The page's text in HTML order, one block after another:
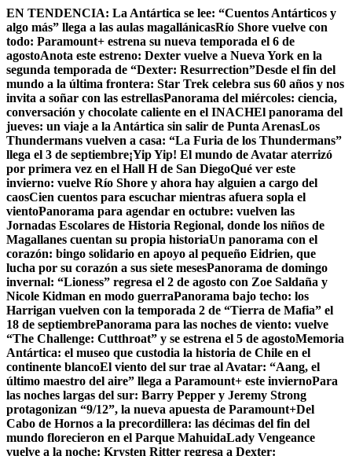
Skip
to
content
EN TENDENCIA: La Antártica se lee: “Cuentos Antárticos y
algo más” llega a las aulas magallánicasRío Shore vuelve con
todo: Paramount+ estrena su nueva temporada el 6 de
agostoAnota este estreno: Dexter vuelve a Nueva York en la
segunda temporada de “Dexter: Resurrection”Desde el fin del
mundo a la última frontera: Star Trek celebra sus 60 años y nos
invita a soñar con las estrellasPanorama del miércoles: ciencia,
conversación y chocolate caliente en el INACHEl panorama del
jueves: un viaje a la Antártica sin salir de Punta ArenasLos
Thundermans vuelven a casa: “La Furia de los Thundermans”
llega el 3 de septiembre¡Yip Yip! El mundo de Avatar aterrizó
por primera vez en el Hall H de San DiegoQué ver este
invierno: vuelve Río Shore y ahora hay alguien a cargo del
caosCien cuentos para escuchar mientras afuera sopla el
vientoPanorama para agendar en octubre: vuelven las
Jornadas Escolares de Historia Regional, donde los niños de
Magallanes cuentan su propia historiaUn panorama con el
corazón: bingo solidario en apoyo al pequeño Eidrien, que
lucha por su corazón a sus siete mesesPanorama de domingo
invernal: “Lioness” regresa el 2 de agosto con Zoe Saldaña y
Nicole Kidman en modo guerraPanorama bajo techo: los
Harrigan vuelven con la temporada 2 de “Tierra de Mafia” el
18 de septiembrePanorama para las noches de viento: vuelve
“The Challenge: Cutthroat” y se estrena el 5 de agostoMemoria
Antártica: el museo que custodia la historia de Chile en el
continente blancoEl viento del sur trae al Avatar: “Aang, el
último maestro del aire” llega a Paramount+ este inviernoPara
las noches largas del sur: Barry Pepper y Jeremy Strong
protagonizan “9/12”, la nueva apuesta de Paramount+Del
Cabo de Hornos a la precordillera: las décimas del fin del
mundo florecieron en el Parque MahuidaLady Vengeance
vuelve a la noche: Krysten Ritter regresa a Dexter: